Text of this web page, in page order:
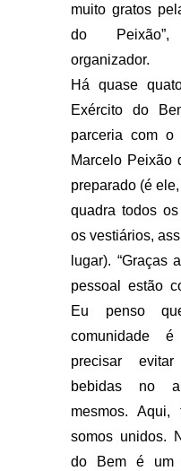
muito gratos
do
organizador.
Há quase
Exército do
parceria com o
Marcelo Peixão
preparado (é
quadra todos
os vestiários,
lugar).
pessoal estão
Eu penso
comunidade
precisar
bebidas no
mesmos.
somos unidos.
do Bem é um